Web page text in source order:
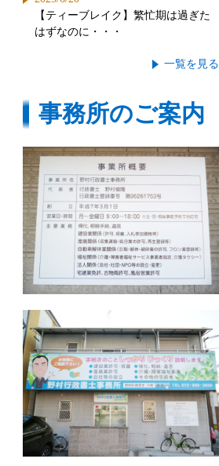
【ティーブレイク】繁忙期は過ぎた
はずなのに・・・
一覧を見る
事務所のご案内